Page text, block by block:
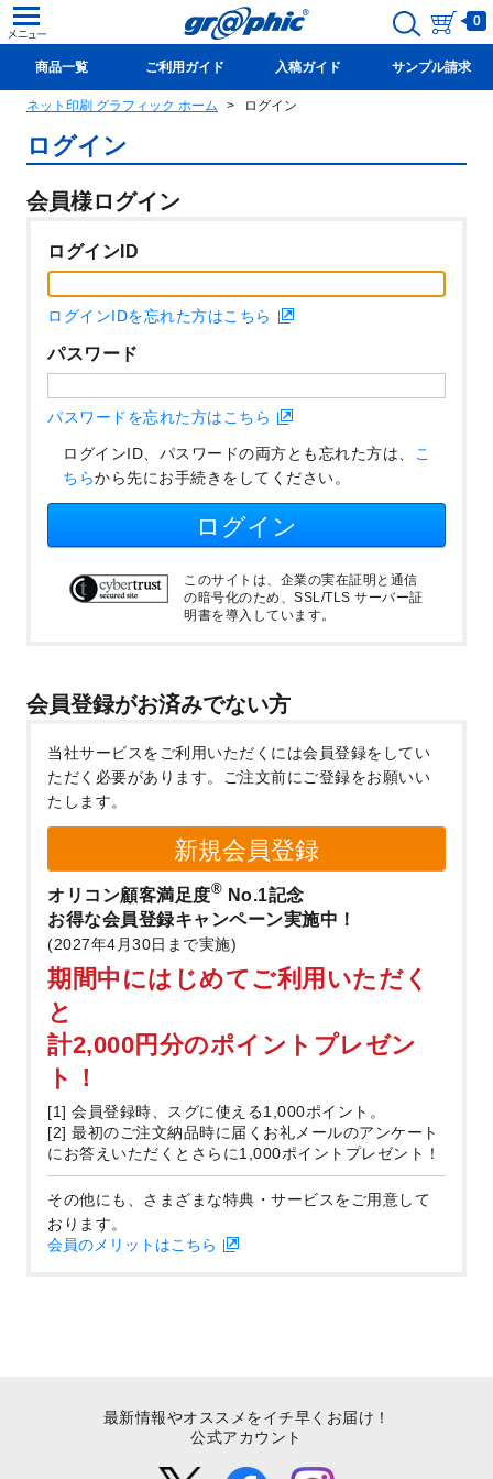
0
商品一覧 ご利用ガイド 入稿ガイド サンプル請求
新規会員登録(無料)
ネット印刷 グラフィック ホーム ログイン
ログイン
会員様ログイン
ログインID
ログインIDを忘れた方はこちら
パスワード
パスワードを忘れた方はこちら
ログインID、パスワードの両方とも忘れた方は、 こ
ちらから先にお手続きをしてください。
ログイン
このサイトは、企業の実在証明と通信
の暗号化のため、SSL/TLS サーバー証
明書を導入しています。
会員登録がお済みでない方
当社サービスをご利用いただくには会員登録をしてい
ただく必要があります。
ご注文前にご登録をお願いい
たします。
新規会員登録
オリコン顧客満足度® No.1記念
お得な会員登録キャンペーン実施中！
(2027年4月30日まで実施)
期間中にはじめてご利用いただく
と
計2,000円分のポイントプレゼン
ト！
[1] 会員登録時、スグに使える1,000ポイント。
[2] 最初のご注文納品時に届くお礼メールのアンケート
にお答えいただくとさらに1,000ポイントプレゼント！
その他にも、さまざまな特典・サービスをご用意して
おります。
会員のメリットはこちら
最新情報やオススメをイチ早くお届け！
公式アカウント